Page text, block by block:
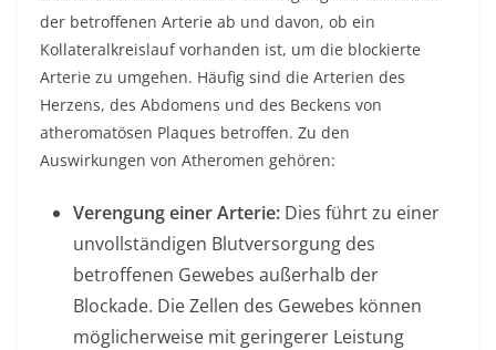
der betroffenen Arterie ab und davon, ob ein
Kollateralkreislauf vorhanden ist, um die blockierte
Arterie zu umgehen. Häufig sind die Arterien des
Herzens, des Abdomens und des Beckens von
atheromatösen Plaques betroffen. Zu den
Auswirkungen von Atheromen gehören:
Verengung einer Arterie: Dies führt zu einer
unvollständigen Blutversorgung des
betroffenen Gewebes außerhalb der
Blockade. Die Zellen des Gewebes können
möglicherweise mit geringerer Leistung